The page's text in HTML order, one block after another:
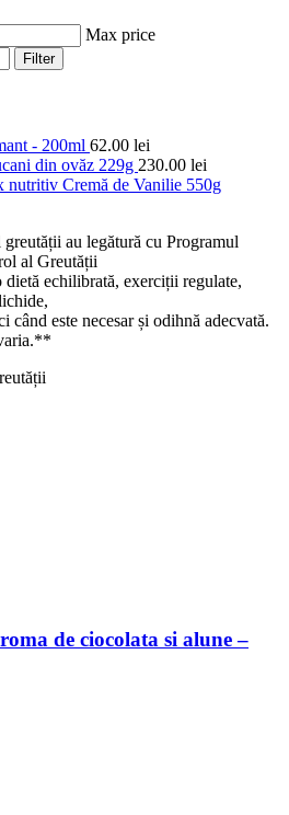
Max price
Filter
- 200ml 62.00 lei
din ovăz 229g 230.00 lei
nutritiv Cremă de Vanilie 550g
au legătură cu Programul
al Greutății
echilibrată, exerciții regulate,
când este necesar și odihnă adecvată.
de ciocolata si alune –